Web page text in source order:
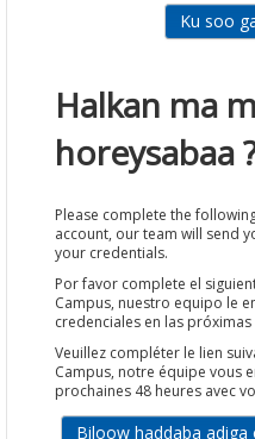
Halkan ma
horeysabaa
Please complete the
account, our team will send
your credentials.
Por favor complete el
Campus, nuestro equipo le
credenciales en las próximas
Veuillez compléter le lien
Campus, notre équipe vous
prochaines 48 heures avec